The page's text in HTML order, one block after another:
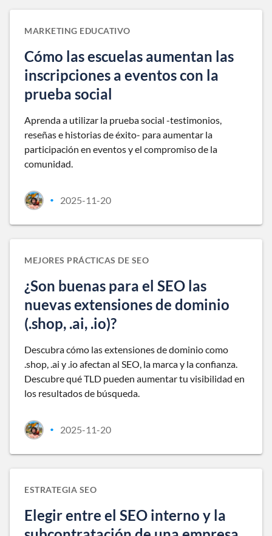
MARKETING EDUCATIVO
Cómo las escuelas aumentan las
inscripciones a eventos con la
prueba social
Aprenda a utilizar la prueba social -testimonios,
reseñas e historias de éxito- para aumentar la
participación en eventos y el compromiso de la
comunidad.
• 2025-11-20
MEJORES PRÁCTICAS DE SEO
¿Son buenas para el SEO las
nuevas extensiones de dominio
(.shop, .ai, .io)?
Descubra cómo las extensiones de dominio como
.shop, .ai y .io afectan al SEO, la marca y la confianza.
Descubre qué TLD pueden aumentar tu visibilidad en
los resultados de búsqueda.
• 2025-11-20
ESTRATEGIA SEO
Elegir entre el SEO interno y la